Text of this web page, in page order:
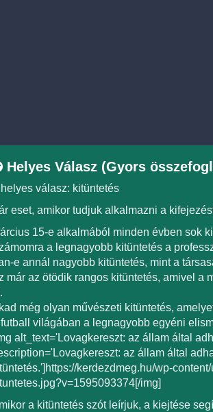
Helyes Válasz (Gyors
válasz: kitüntetés
eset, amikor tudjuk alkalmazni a
15-e alkalmából minden évben sok
a legnagyobb kitüntetés a
e annál nagyobb kitüntetés, mint a
már az ötödik rangos kitüntetés, amivel a
még olyan művészeti kitüntetés,
világában a legnagyobb egyéni
alt_text='Lovagkereszt: az állam által
az állam által
kerdezdmeg.hu/wp-
img]
a kitüntetés szót leírjuk, a kiejtése